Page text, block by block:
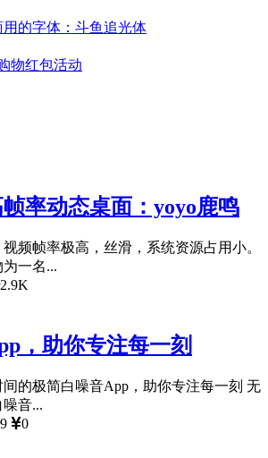
的字体：斗鱼追光体
物红包活动
率动态桌面：yoyo鹿鸣
频帧率极高，丝滑，系统资源占用小。
一名...
2.9K
，助你专注每一刻
的极简白噪音App，助你专注每一刻 无
音...
9
0